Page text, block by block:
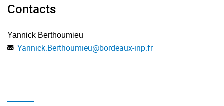
Contacts
Yannick Berthoumieu
Yannick.Berthoumieu@bordeaux-inp.fr